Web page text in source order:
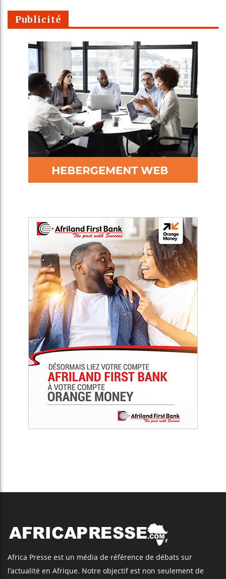
Publicité
Africa Presse est un média de référence de débats sur
l’actualité en Afrique. Notre objectif est non seulement de